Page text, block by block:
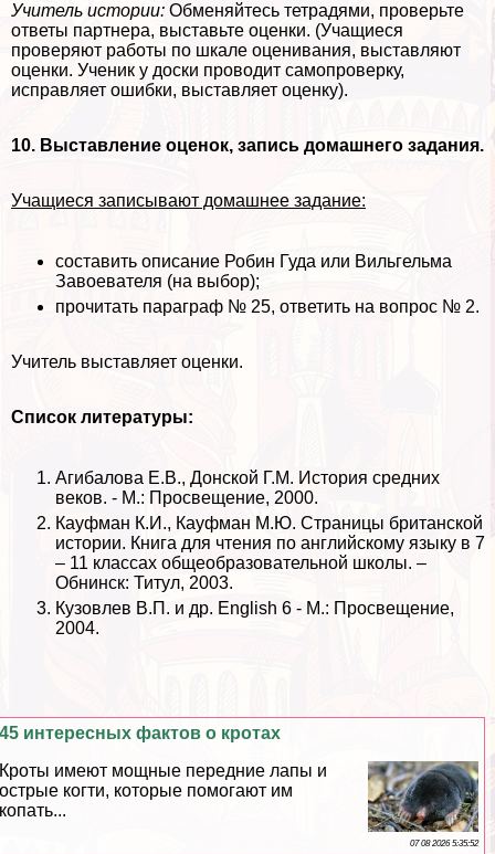
Учитель истории: Обменяйтесь тетрадями, проверьте
ответы партнера, выставьте оценки. (Учащиеся
проверяют работы по шкале оценивания, выставляют
оценки. Ученик у доски проводит самопроверку,
исправляет ошибки, выставляет оценку).
10. Выставление оценок, запись домашнего задания.
Учащиеся записывают домашнее задание:
составить описание Робин Гуда или Вильгельма
Завоевателя (на выбор);
прочитать параграф № 25, ответить на вопрос № 2.
Учитель выставляет оценки.
Список литературы:
Агибалова Е.В., Донской Г.М. История средних
веков. - М.: Просвещение, 2000.
Кауфман К.И., Кауфман М.Ю. Страницы британской
истории. Книга для чтения по английскому языку в 7
– 11 классах общеобразовательной школы. –
Обнинск: Титул, 2003.
Кузовлев В.П. и др. English 6 - М.: Просвещение,
2004.
45 интересных фактов о кротах
Кроты имеют мощные передние лапы и
острые когти, которые помогают им
копать...
07 08 2026 5:35:52